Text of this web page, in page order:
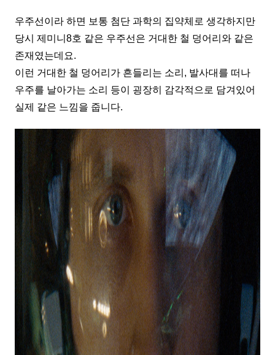
우주선이라 하면 보통 첨단 과학의 집약체로 생각하지만
당시 제미니8호 같은 우주선은 거대한 철 덩어리와 같은
존재였는데요.
이런 거대한 철 덩어리가 흔들리는 소리, 발사대를 떠나
우주를 날아가는 소리 등이 굉장히 감각적으로 담겨있어
실제 같은 느낌을 줍니다.